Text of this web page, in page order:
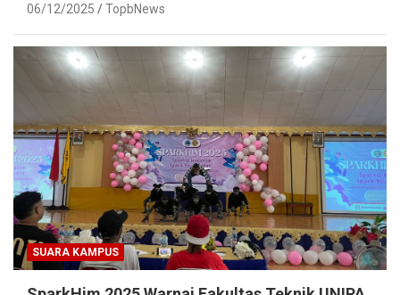
06/12/2025 TopbNews
SUARA KAMPUS